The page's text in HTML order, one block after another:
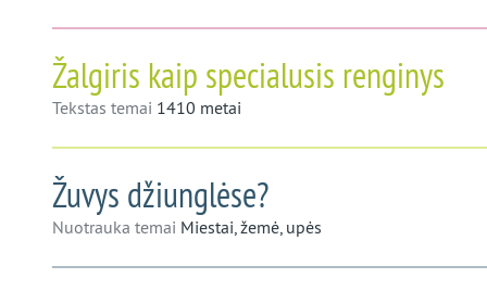
Žalgiris kaip specialusis renginys
Tekstas temai 1410 metai
Žuvys džiunglėse?
Nuotrauka temai Miestai, žemė, upės